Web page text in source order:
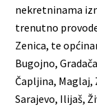
nekretninama
trenutno
Zenica, te
Bugojno,
Čapljina, Maglaj,
Sarajevo, Ilijaš,